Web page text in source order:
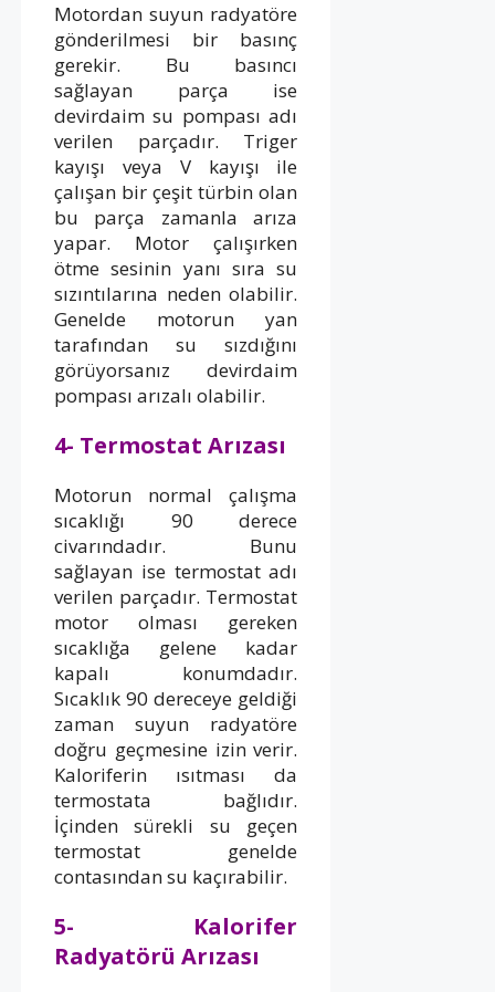
Motordan suyun radyatöre
gönderilmesi bir basınç
gerekir. Bu basıncı
sağlayan parça ise
devirdaim su pompası adı
verilen parçadır. Triger
kayışı veya V kayışı ile
çalışan bir çeşit türbin olan
bu parça zamanla arıza
yapar. Motor çalışırken
ötme sesinin yanı sıra su
sızıntılarına neden olabilir.
Genelde motorun yan
tarafından su sızdığını
görüyorsanız devirdaim
pompası arızalı olabilir.
4- Termostat Arızası
Motorun normal çalışma
sıcaklığı 90 derece
civarındadır. Bunu
sağlayan ise termostat adı
verilen parçadır. Termostat
motor olması gereken
sıcaklığa gelene kadar
kapalı konumdadır.
Sıcaklık 90 dereceye geldiği
zaman suyun radyatöre
doğru geçmesine izin verir.
Kaloriferin ısıtması da
termostata bağlıdır.
İçinden sürekli su geçen
termostat genelde
contasından su kaçırabilir.
5- Kalorifer
Radyatörü Arızası